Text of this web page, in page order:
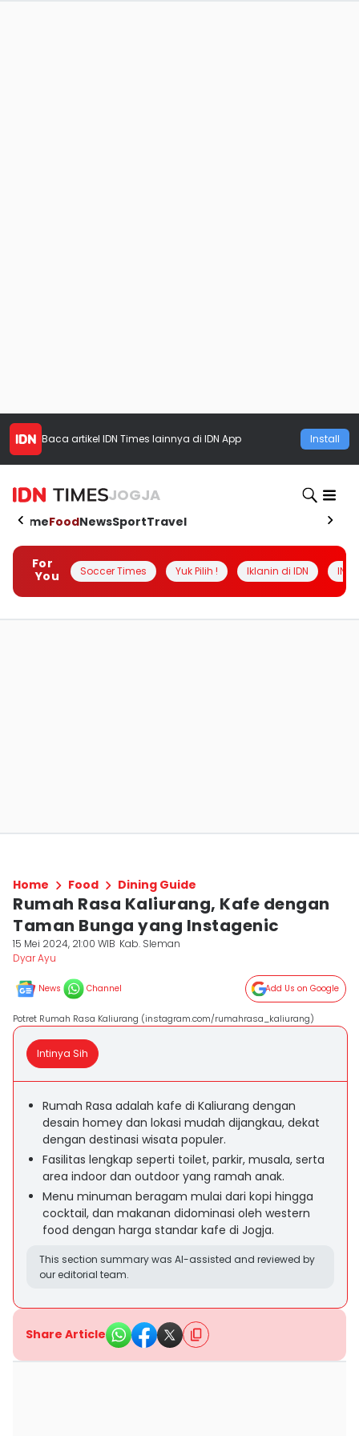
Baca artikel IDN Times lainnya di IDN App Install
JOGJA
HomeFoodNewsSportTravel
For
You
Soccer Times Yuk Pilih ! Iklanin di IDN
Home Food Dining Guide
Rumah Rasa Kaliurang, Kafe dengan
Taman Bunga yang Instagenic
15 Mei 2024, 21:00 WIB Kab. Sleman
Dyar Ayu
News Channel Add Us on Google
Potret Rumah Rasa Kaliurang (instagram.com/rumahrasa_kaliurang)
Intinya Sih
Rumah Rasa adalah kafe di Kaliurang dengan
desain homey dan lokasi mudah dijangkau, dekat
dengan destinasi wisata populer.
Fasilitas lengkap seperti toilet, parkir, musala, serta
area indoor dan outdoor yang ramah anak.
Menu minuman beragam mulai dari kopi hingga
cocktail, dan makanan didominasi oleh western
food dengan harga standar kafe di Jogja.
This section summary was AI-assisted and reviewed by
our editorial team.
Share Article